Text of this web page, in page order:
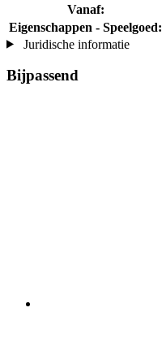
Vanaf:
Eigenschappen - Speelgoed:
Juridische informatie
Bijpassend